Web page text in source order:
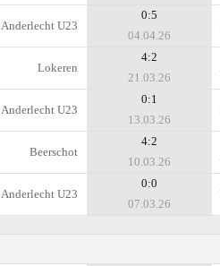
Anderlecht U23
0:5
04.04.26
Lokeren
4:2
21.03.26
Anderlecht U23
0:1
13.03.26
Beerschot
4:2
10.03.26
Anderlecht U23
0:0
07.03.26